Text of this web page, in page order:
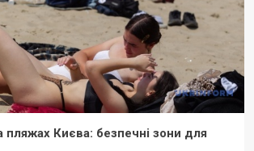
пляжах Києва: безпечні зони для